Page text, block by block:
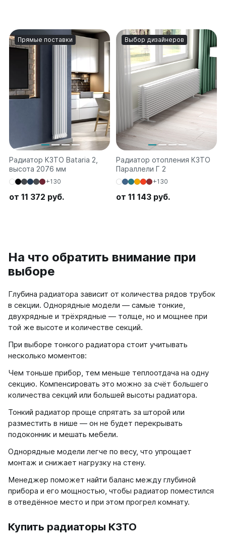
Прямые поставки
Радиатор КЗТО Bataria 2,
высота 2076 мм
+130
от 11 372 руб.
Выбор дизайнеров
Радиатор отопления КЗТО
Параллели Г 2
+130
от 11 143 руб.
На что обратить внимание при
выборе
Глубина радиатора зависит от количества рядов трубок
в секции. Однорядные модели — самые тонкие,
двухрядные и трёхрядные — толще, но и мощнее при
той же высоте и количестве секций.
При выборе тонкого радиатора стоит учитывать
несколько моментов:
Чем тоньше прибор, тем меньше теплоотдача на одну
секцию. Компенсировать это можно за счёт большего
количества секций или большей высоты радиатора.
Тонкий радиатор проще спрятать за шторой или
разместить в нише — он не будет перекрывать
подоконник и мешать мебели.
Однорядные модели легче по весу, что упрощает
монтаж и снижает нагрузку на стену.
Менеджер поможет найти баланс между глубиной
прибора и его мощностью, чтобы радиатор поместился
в отведённое место и при этом прогрел комнату.
Купить радиаторы КЗТО